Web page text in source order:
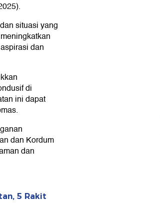
situasi yang
dan
di
ini dapat
dan Kordum
dan
5 Rakit